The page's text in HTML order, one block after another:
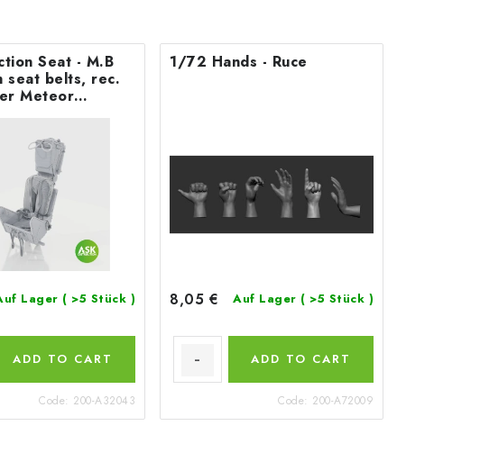
Seat - M.B
seat belts, rec.
Meteor
Lager ( >5 Stück )
ADD TO CART
Code: 200-A32043
1/72 Hands - Ruce
8,05 € Auf Lager ( >5 Stück )
ADD TO CART
Code: 200-A72009